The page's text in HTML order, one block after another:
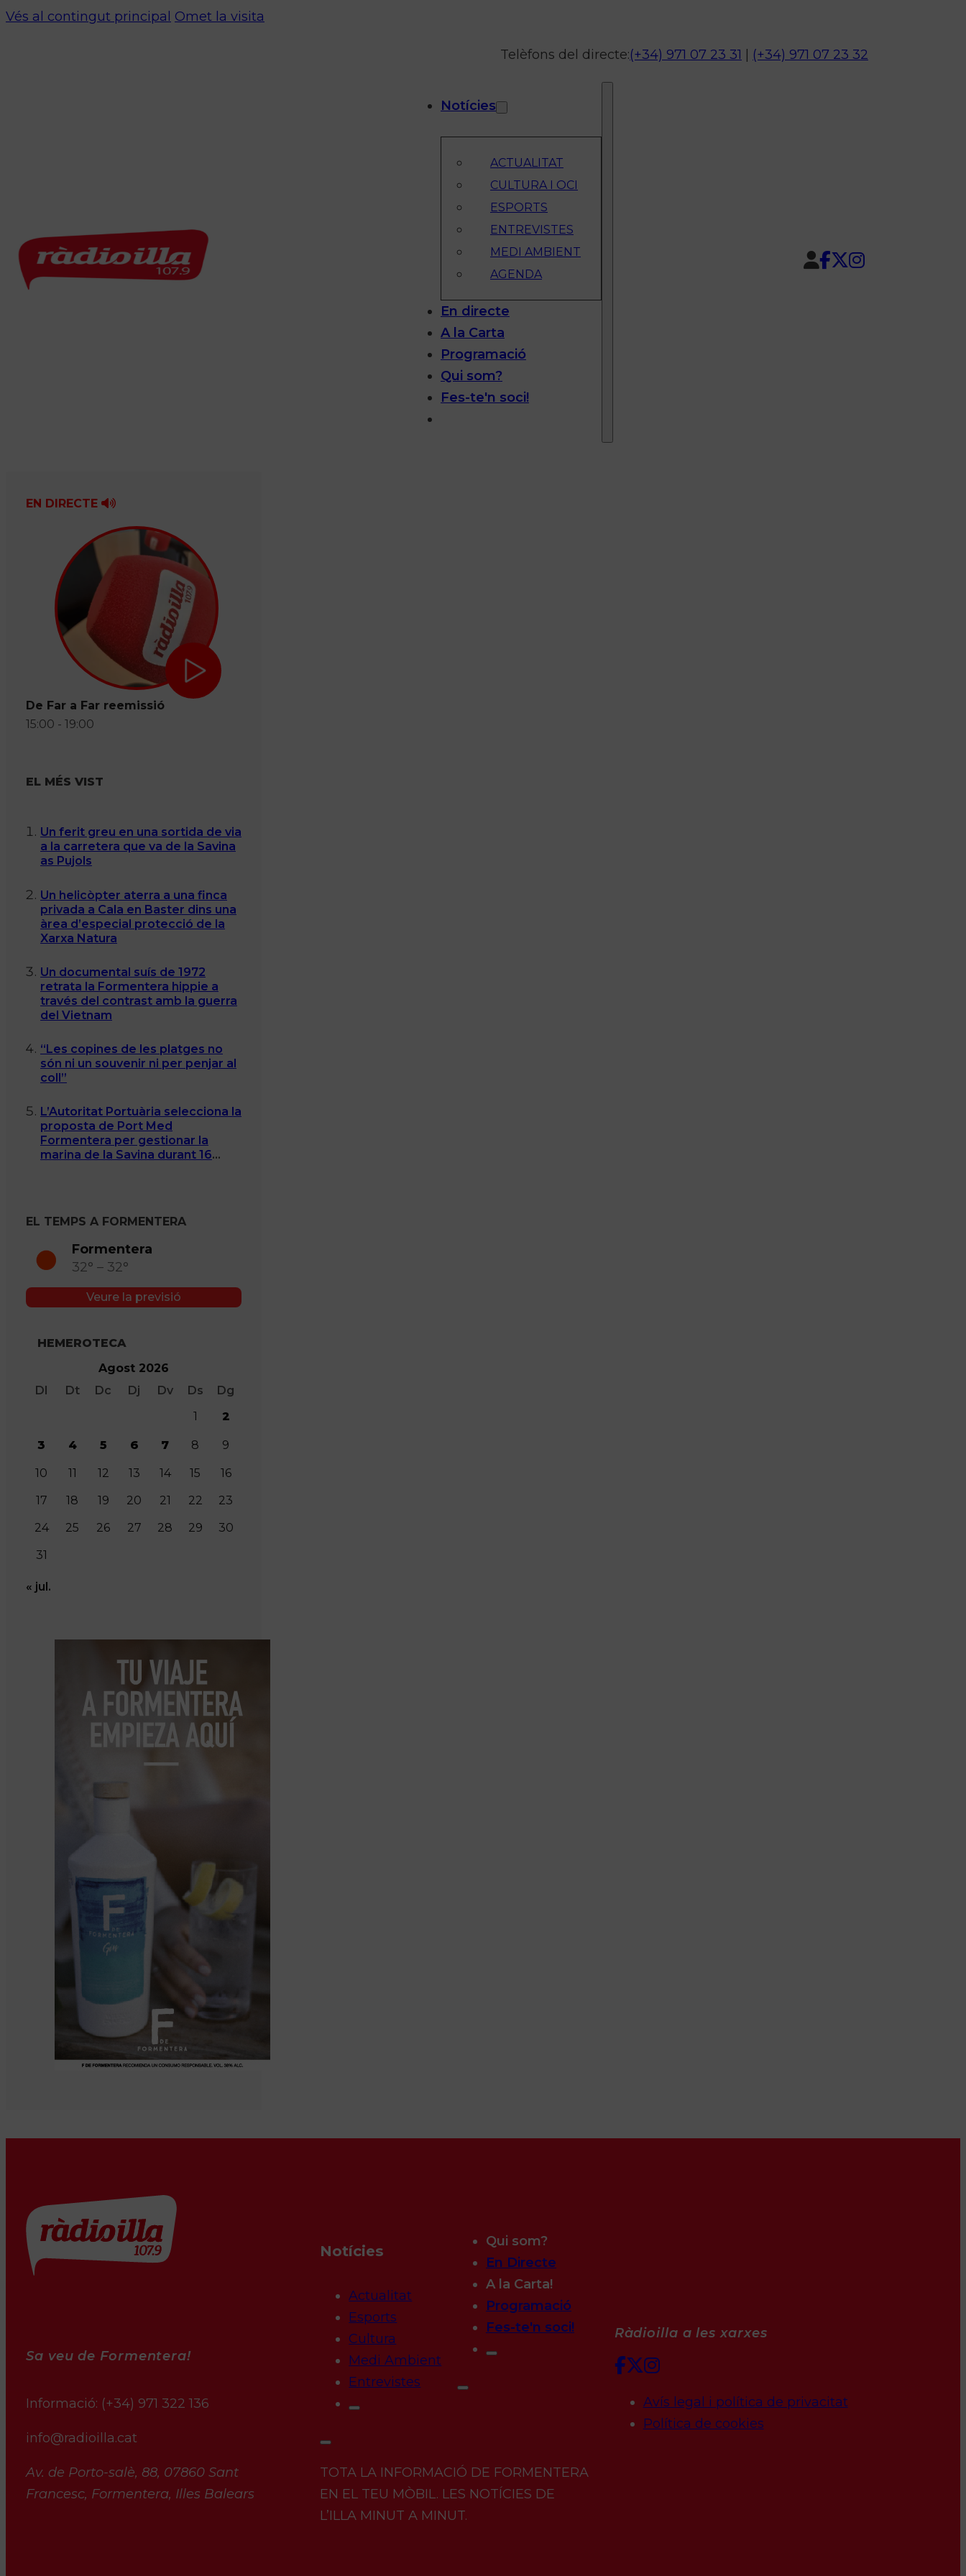
Vés al contingut principal Omet la visita
Telèfons del directe:(+34) 971 07 23 31 (+34) 971 07 23 32
Notícies
ACTUALITAT
CULTURA I OCI
ESPORTS
ENTREVISTES
MEDI AMBIENT
AGENDA
En directe
A la Carta
Programació
Qui som?
Fes-te'n soci!
EN DIRECTE
De Far a Far reemissió
15:00 - 19:00
EL MÉS VIST
Un ferit greu en una sortida de via
a la carretera que va de la Savina
as Pujols
Un helicòpter aterra a una finca
privada a Cala en Baster dins una
àrea d’especial protecció de la
Xarxa Natura
Un documental suís de 1972
retrata la Formentera hippie a
través del contrast amb la guerra
del Vietnam
“Les copines de les platges no
són ni un souvenir ni per penjar al
coll”
L’Autoritat Portuària selecciona la
proposta de Port Med
Formentera per gestionar la
marina de la Savina durant 16
EL TEMPS A FORMENTERA
Formentera
32° – 32°
Veure la previsió
HEMEROTECA
Agost 2026
Dl
Dt Dc Dj Dv Ds
Dg
1
2
3 4 5 6 7 8 9
10 11 12 13 14 15
16
17
18 19 20 21 22
23
24
25 26 27 28 29
30
31
« jul.
Sa veu de Formentera!
Informació: (+34) 971 322 136
info@radioilla.cat
Av. de Porto-salè, 88, 07860 Sant
Francesc, Formentera, Illes Balears
Notícies
Actualitat
Esports
Cultura
Medi Ambient
Entrevistes
Qui som?
En Directe
A la Carta!
Programació
Fes-te'n soci!
TOTA LA INFORMACIÓ DE FORMENTERA
EN EL TEU MÒBIL. LES NOTÍCIES DE
L’ILLA MINUT A MINUT.
Ràdioilla a les xarxes
Avís legal i política de privacitat
Política de cookies